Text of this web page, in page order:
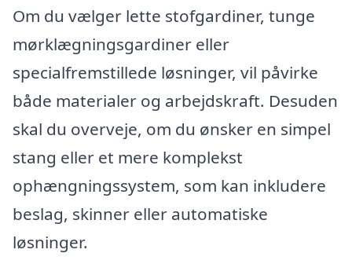
Om du vælger lette stofgardiner, tunge
mørklægningsgardiner eller
specialfremstillede løsninger, vil påvirke
både materialer og arbejdskraft. Desuden
skal du overveje, om du ønsker en simpel
stang eller et mere komplekst
ophængningssystem, som kan inkludere
beslag, skinner eller automatiske
løsninger.